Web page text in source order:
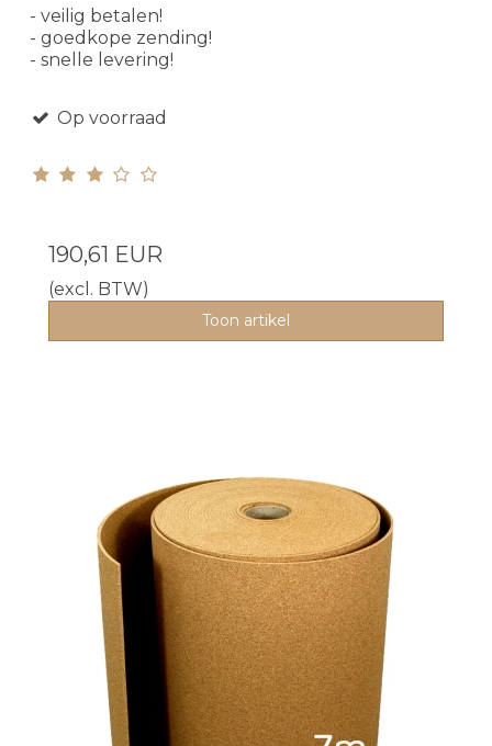
- veilig betalen!
- goedkope zending!
- snelle levering!
Op voorraad
190,61 EUR
(excl. BTW)
Toon artikel